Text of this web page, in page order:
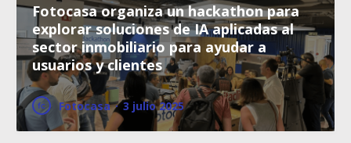
Fotocasa organiza un hackathon para
explorar soluciones de IA aplicadas al
sector inmobiliario para ayudar a
usuarios y clientes
Fotocasa · 3 julio 2025